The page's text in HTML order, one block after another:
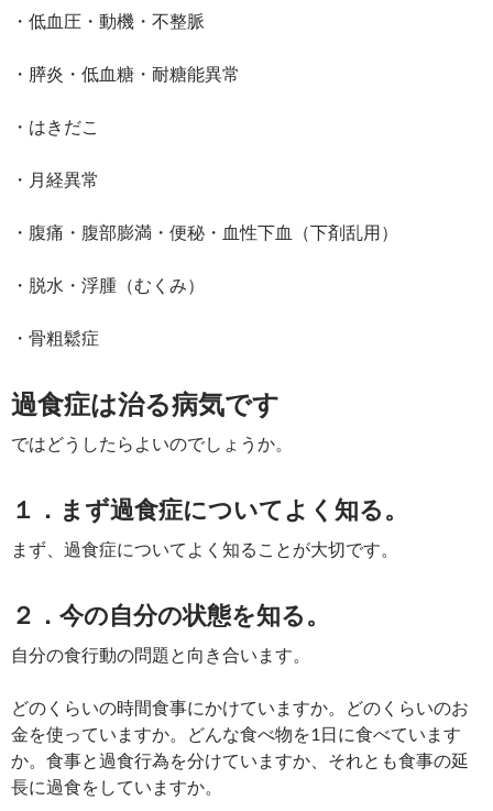
・低血圧・動機・不整脈
・膵炎・低血糖・耐糖能異常
・はきだこ
・月経異常
・腹痛・腹部膨満・便秘・血性下血（下剤乱用）
・脱水・浮腫（むくみ）
・骨粗鬆症
過食症は治る病気です
ではどうしたらよいのでしょうか。
１．まず過食症についてよく知る。
まず、過食症についてよく知ることが大切です。
２．今の自分の状態を知る。
自分の食行動の問題と向き合います。
どのくらいの時間食事にかけていますか。どのくらいのお
金を使っていますか。どんな食べ物を1日に食べています
か。食事と過食行為を分けていますか、それとも食事の延
長に過食をしていますか。